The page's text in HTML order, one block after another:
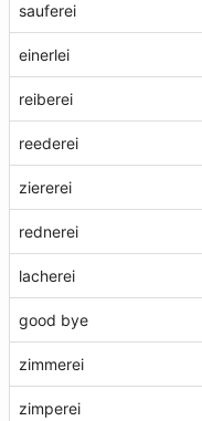
sauferei
einerlei
reiberei
reederei
ziererei
rednerei
lacherei
good bye
zimmerei
zimperei